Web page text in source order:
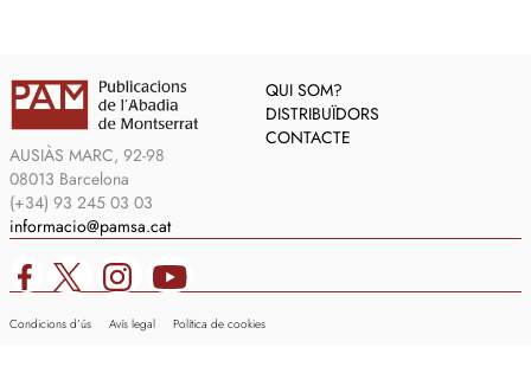
AUSIÀS MARC, 92-98
08013 Barcelona
(+34) 93 245 03 03
informacio@pamsa.cat
QUI SOM?
DISTRIBUÏDORS
CONTACTE
Condicions d’ús Avís legal Política de cookies